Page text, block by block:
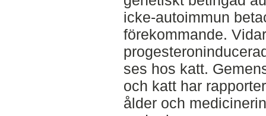
icke-autoimmun
förekommande.
ses hos katt.
och katt har
ålder och